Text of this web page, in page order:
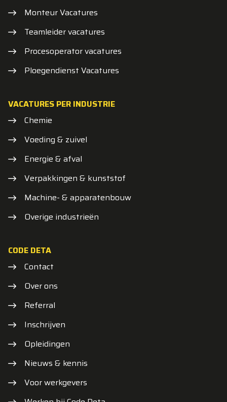
Monteur Vacatures
Teamleider vacatures
Procesoperator vacatures
Ploegendienst Vacatures
VACATURES PER INDUSTRIE
Chemie
Voeding & zuivel
Energie & afval
Verpakkingen & kunststof
Machine- & apparatenbouw
Overige industrieën
CODE DETA
Contact
Over ons
Referral
Inschrijven
Opleidingen
Nieuws & kennis
Voor werkgevers